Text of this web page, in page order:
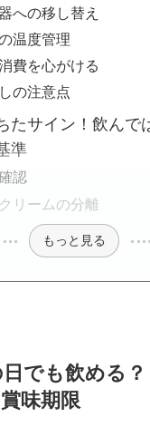
への移し替え
温度管理
費を心がける
の注意点
たサイン！飲んで
準
認
リームの分離
もっと見る
でも飲める？
味期限